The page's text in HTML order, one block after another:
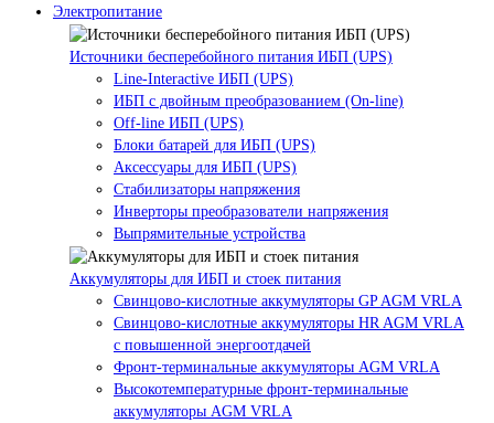
Электропитание
Источники бесперебойного питания ИБП (UPS)
Line-Interactive ИБП (UPS)
ИБП с двойным преобразованием (On-line)
Off-line ИБП (UPS)
Блоки батарей для ИБП (UPS)
Аксессуары для ИБП (UPS)
Стабилизаторы напряжения
Инверторы преобразователи напряжения
Выпрямительные устройства
Аккумуляторы для ИБП и стоек питания
Свинцово-кислотные аккумуляторы GP AGM VRLA
Свинцово-кислотные аккумуляторы HR AGM VRLA
с повышенной энергоотдачей
Фронт-терминальные аккумуляторы AGM VRLA
Высокотемпературные фронт-терминальные
аккумуляторы AGM VRLA